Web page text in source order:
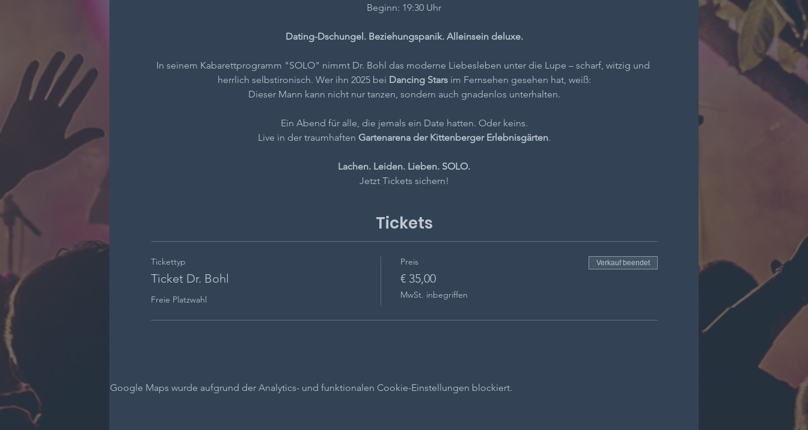
Beginn: 19:30 Uhr
Dating-Dschungel. Beziehungspanik. Alleinsein deluxe.
In seinem Kabarettprogramm "SOLO" nimmt Dr. Bohl das moderne Liebesleben unter die Lupe – scharf, witzig und
herrlich selbstironisch. Wer ihn 2025 bei Dancing Stars im Fernsehen gesehen hat, weiß:
Dieser Mann kann nicht nur tanzen, sondern auch gnadenlos unterhalten.
Ein Abend für alle, die jemals ein Date hatten. Oder keins.
Live in der traumhaften Gartenarena der Kittenberger Erlebnisgärten.
Lachen. Leiden. Lieben. SOLO.
Jetzt Tickets sichern!
Tickets
Tickettyp
Ticket Dr. Bohl
Freie Platzwahl
Preis
€ 35,00
MwSt. inbegriffen
Verkauf beendet
Google Maps wurde aufgrund der Analytics- und funktionalen Cookie-Einstellungen blockiert.